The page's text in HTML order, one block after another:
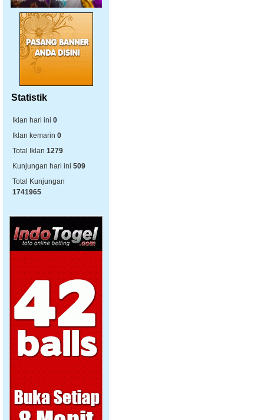
Statistik
Iklan hari ini 0
Iklan kemarin 0
Total Iklan 1279
Kunjungan hari ini 509
Total Kunjungan
1741965